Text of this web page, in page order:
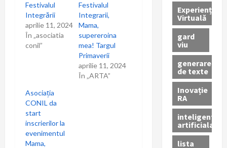
Festivalul
Integrării
aprilie 11, 2024
În „asociatia
conil”
Festivalul
Integrarii,
Mama,
supereroina
mea! Targul
Primaverii
aprilie 11, 2024
În „ARTA”
Asociația
CONIL da
start
inscrierilor la
evenimentul
Mama,
Experiență
Virtuală
gard
viu
generare
de texte
Inovație
RA
inteligenta
artificiala
lista